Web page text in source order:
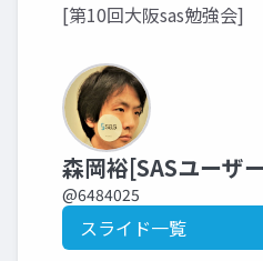
[第10回大阪sas勉強会]
森岡裕[SASユーザ
@6484025
スライド一覧